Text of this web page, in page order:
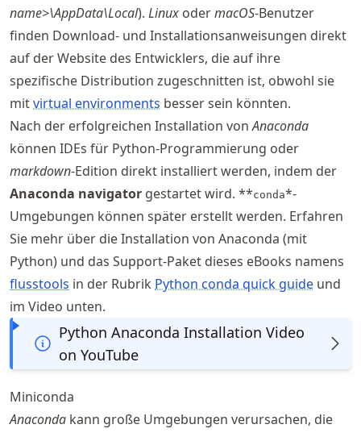
name>\AppData\Local). Linux odermacOS-Benutzer
finden Download- und Installationsanweisungen direkt
auf der Website des Entwicklers, die auf ihre
spezifische Distribution zugeschnitten ist, obwohl sie
mitvirtual environments besser sein könnten.
Nach der erfolgreichen Installation vonAnaconda
können IDEs für Python-Programmierung oder
markdown-Edition direkt installiert werden, indem der
Anaconda navigator gestartet wird. **conda*-
Umgebungen können später erstellt werden. Erfahren
Sie mehr über die Installation von Anaconda (mit
Python) und das Support-Paket dieses eBooks namens
flusstools in der Rubrik Python conda quick guide und
im Video unten.
Python Anaconda Installation Video
on YouTube
Miniconda
Anaconda kann große Umgebungen verursachen, die